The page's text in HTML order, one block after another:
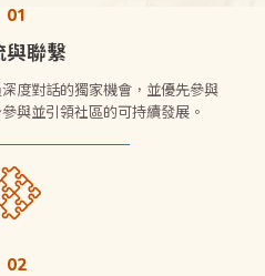
01
與聯繫
度對話的獨家機會，並優先參與
與並引領社區的可持續發展。
02